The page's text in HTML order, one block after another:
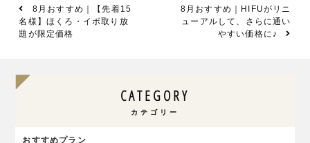
8月おすすめ｜【先着15
名様】ほくろ・イボ取り放
題が限定価格
8月おすすめ｜HIFUがリニ
ューアルして、さらに通い
やすい価格に♪
CATEGORY
カテゴリー
おすすめプラン